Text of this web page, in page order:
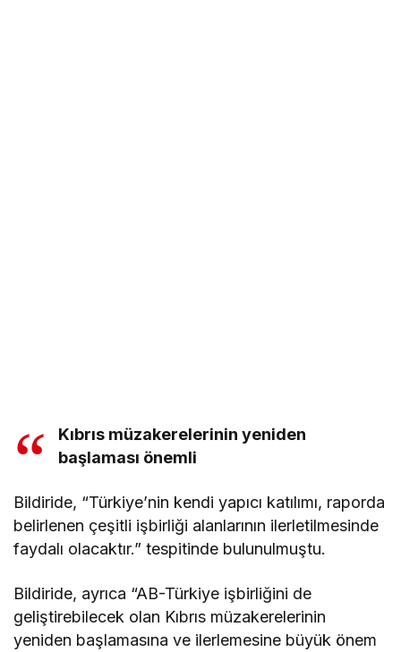
Kıbrıs müzakerelerinin yeniden
başlaması önemli
Bildiride, “Türkiye’nin kendi yapıcı katılımı, raporda
belirlenen çeşitli işbirliği alanlarının ilerletilmesinde
faydalı olacaktır.” tespitinde bulunulmuştu.
Bildiride, ayrıca “AB-Türkiye işbirliğini de
geliştirebilecek olan Kıbrıs müzakerelerinin
yeniden başlamasına ve ilerlemesine büyük önem